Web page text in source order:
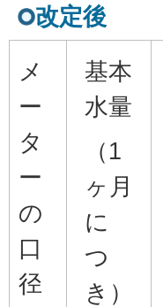
改定後
メ
ー
タ
ー
の
口
径
基本
水量
（1
ヶ月
に
つ
き）